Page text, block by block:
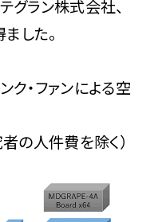
グラン株式会社、
した。
ク・ファンによる空
の人件費を除く）